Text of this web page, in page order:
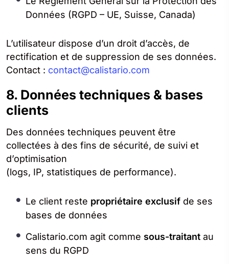
Données (RGPD – UE, Suisse, Canada)
L’utilisateur dispose d’un droit d’accès, de
rectification et de suppression de ses données.
Contact : contact@calistario.com
8. Données techniques & bases
clients
Des données techniques peuvent être
collectées à des fins de sécurité, de suivi et
d’optimisation
(logs, IP, statistiques de performance).
Le client reste propriétaire exclusif de ses
bases de données
Calistario.com agit comme sous-traitant au
sens du RGPD